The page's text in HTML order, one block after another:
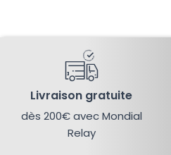
Livraison gratuite
dès 200€ avec Mondial
Relay